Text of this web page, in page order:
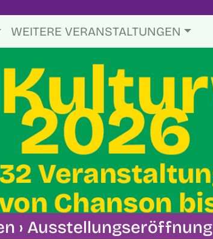
WEITERE VERANSTALTUNGEN
› Ausstellungseröffnung